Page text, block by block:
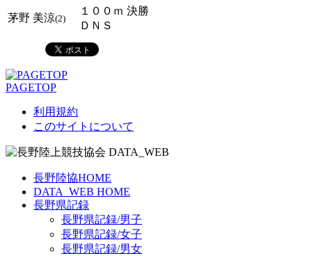
茅野 美涼(2)
１００ｍ 決勝
ＤＮＳ
PAGETOP
利用規約
このサイトについて
長野陸協HOME
DATA_WEB HOME
長野県記録
長野県記録/男子
長野県記録/女子
長野県記録/男女